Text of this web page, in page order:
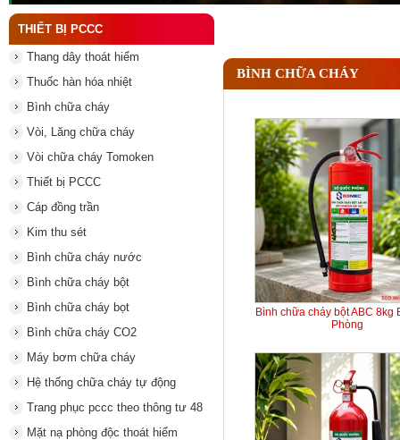
THIẾT BỊ PCCC
Thang dây thoát hiểm
Thuốc hàn hóa nhiệt
Bình chữa cháy
Vòi, Lăng chữa cháy
Vòi chữa cháy Tomoken
Thiết bị PCCC
Cáp đồng trần
Kim thu sét
Bình chữa cháy nước
Bình chữa cháy bột
Bình chữa cháy bọt
Bình chữa cháy CO2
Máy bơm chữa cháy
Hệ thống chữa cháy tự động
Trang phục pccc theo thông tư 48
Mặt nạ phòng độc thoát hiểm
BÌNH CHỮA CHÁY
Bình chữa cháy bột ABC 8kg
Phòng